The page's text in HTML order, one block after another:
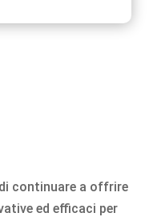
continuare a offrire
ed efficaci per